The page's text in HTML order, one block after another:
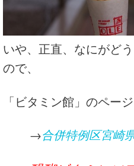
いや、正直、なにがど
ので、
「ビタミン館」のペー
→合併特例区宮崎